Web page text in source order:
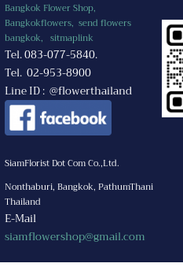
Bangkok Flower Shop,
Bangkokflowers, send flowers
bangkok, sitmaplink
Tel. 083-077-5840.
Tel. 02-953-8900
Line ID : @flowerthailand
SiamFlorist Dot Com Co.,Ltd.
Nonthaburi, Bangkok, PathumThani
Thailand
E-Mail
siamflowershop@gmail.com